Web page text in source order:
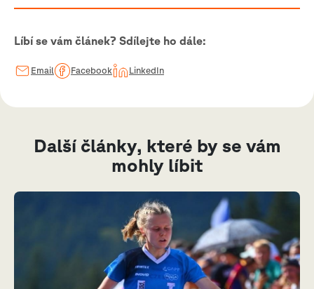
Líbí se vám článek? Sdílejte ho dále:
Email Facebook LinkedIn
Další články, které by se vám
mohly líbit